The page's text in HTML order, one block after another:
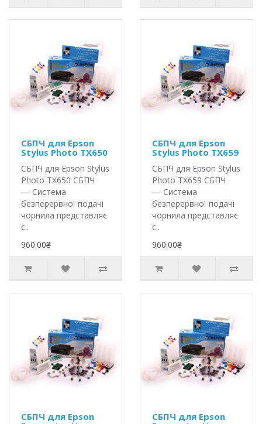
СБПЧ для Epson
Stylus Photo TX650
СБПЧ для Epson Stylus
Photo TX650 СБПЧ
— Система
безперервної подачі
чорнила представляє
с..
960.00₴
СБПЧ для Epson
Stylus Photo TX659
СБПЧ для Epson Stylus
Photo TX659 СБПЧ
— Система
безперервної подачі
чорнила представляє
с..
960.00₴
СБПЧ для Epson
СБПЧ для Epson